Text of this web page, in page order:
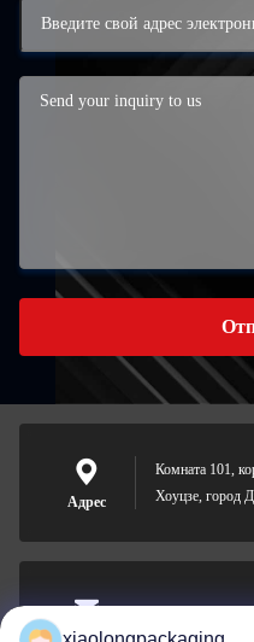
Адрес
Комната 101,
Хоуцзе, город